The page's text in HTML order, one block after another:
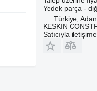
Yedek parça -
Türkiye,
KESKIN
Satıcıyla